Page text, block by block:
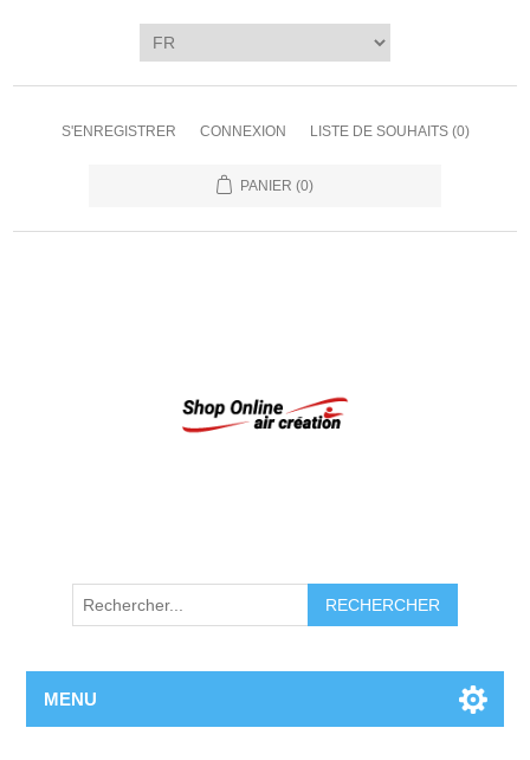
S'ENREGISTRER CONNEXION LISTE DE SOUHAITS (0)
PANIER (0)
RECHERCHER
MENU